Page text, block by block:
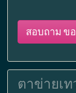
สอบถาม ข
ตาข่ายเ